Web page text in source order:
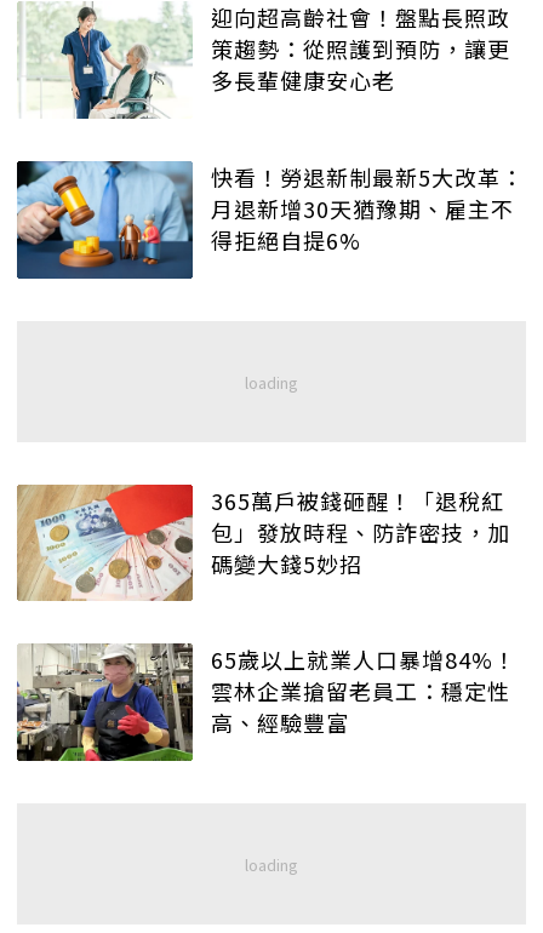
迎向超高齡社會！盤點長照政
策趨勢：從照護到預防，讓更
多長輩健康安心老
快看！勞退新制最新5大改革：
月退新增30天猶豫期、雇主不
得拒絕自提6%
365萬戶被錢砸醒！「退稅紅
包」發放時程、防詐密技，加
碼變大錢5妙招
65歲以上就業人口暴增84%！
雲林企業搶留老員工：穩定性
高、經驗豐富